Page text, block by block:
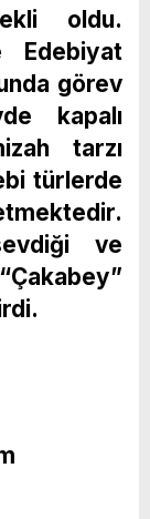
oldu.
Edebiyat
görev
kapalı
tarzı
türlerde
ve